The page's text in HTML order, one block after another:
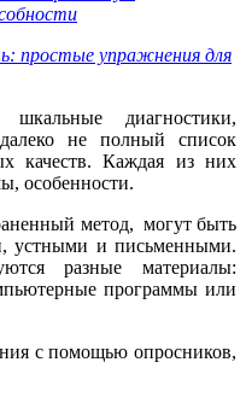
простые упражнения для
диагностики,
не полный список
качеств. Каждая из них
особенности.
метод, могут быть
устными и письменными.
разные материалы:
программы или
с помощью опросников,